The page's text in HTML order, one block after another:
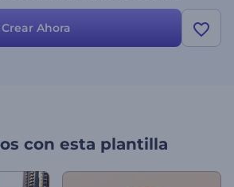
medios y prepárese para crear un mensaje
pocos minutos. Apueste por un nuevo
proyectos con sus opciones de
Crear Ahora
con esta plantilla